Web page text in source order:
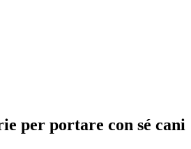
per portare con sé cani